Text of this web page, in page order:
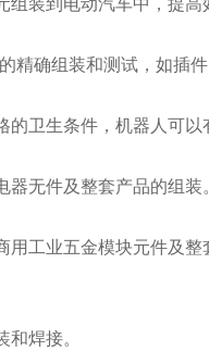
确组装和测试，如插件
卫生条件，机器人可以
无件及整套产品的组装。
工业五金模块元件及整
焊接。